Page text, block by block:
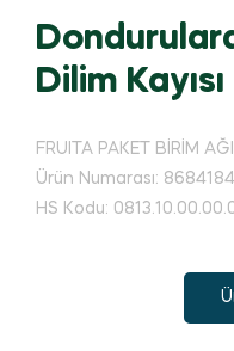
Dilim Kayısı
FRUITA PAKET BİRİM
Ürün Numarası:
HS Kodu: